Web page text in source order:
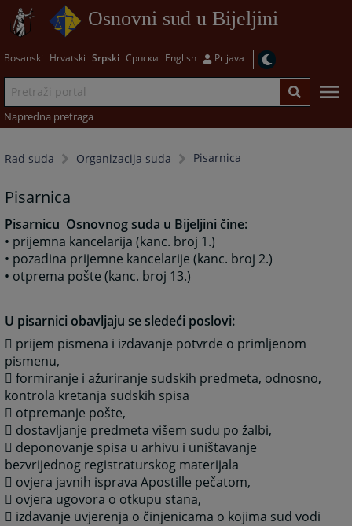
Osnovni sud u Bijeljini
Bosanski Hrvatski Srpski Српски English Prijava
Napredna pretraga
Rad suda Organizacija suda Pisarnica
Pisarnica
Pisarnicu Osnovnog suda u Bijeljini čine:
• prijemna kancelarija (kanc. broj 1.)
• pozadina prijemne kancelarije (kanc. broj 2.)
• otprema pošte (kanc. broj 13.)
U pisarnici obavljaju se sledeći poslovi:
 prijem pismena i izdavanje potvrde o primljenom
pismenu,
 formiranje i ažuriranje sudskih predmeta, odnosno,
kontrola kretanja sudskih spisa
 otpremanje pošte,
 dostavljanje predmeta višem sudu po žalbi,
 deponovanje spisa u arhivu i uništavanje
bezvrijednog registraturskog materijala
 ovjera javnih isprava Apostille pečatom,
 ovjera ugovora o otkupu stana,
 izdavanje uvjerenja o činjenicama o kojima sud vodi